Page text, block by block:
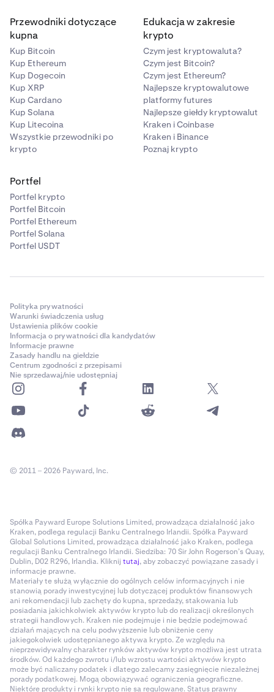
Przewodniki dotyczące
kupna
Kup Bitcoin
Kup Ethereum
Kup Dogecoin
Kup XRP
Kup Cardano
Kup Solana
Kup Litecoina
Wszystkie przewodniki po
krypto
Edukacja w zakresie
krypto
Czym jest kryptowaluta?
Czym jest Bitcoin?
Czym jest Ethereum?
Najlepsze kryptowalutowe
platformy futures
Najlepsze giełdy kryptowalut
Kraken i Coinbase
Kraken i Binance
Poznaj krypto
Portfel
Portfel krypto
Portfel Bitcoin
Portfel Ethereum
Portfel Solana
Portfel USDT
Polityka prywatności
Warunki świadczenia usług
Ustawienia plików cookie
Informacja o prywatności dla kandydatów
Informacje prawne
Zasady handlu na giełdzie
Centrum zgodności z przepisami
Nie sprzedawaj/nie udostępniaj
© 2011 – 2026 Payward, Inc.
Spółka Payward Europe Solutions Limited, prowadząca działalność jako
Kraken, podlega regulacji Banku Centralnego Irlandii. Spółka Payward
Global Solutions Limited, prowadząca działalność jako Kraken, podlega
regulacji Banku Centralnego Irlandii. Siedziba: 70 Sir John Rogerson’s Quay,
Dublin, D02 R296, Irlandia. Kliknij tutaj, aby zobaczyć powiązane zasady i
informacje prawne.
Materiały te służą wyłącznie do ogólnych celów informacyjnych i nie
stanowią porady inwestycyjnej lub dotyczącej produktów finansowych
ani rekomendacji lub zachęty do kupna, sprzedaży, stakowania lub
posiadania jakichkolwiek aktywów krypto lub do realizacji określonych
strategii handlowych. Kraken nie podejmuje i nie będzie podejmować
działań mających na celu podwyższenie lub obniżenie ceny
jakiegokolwiek udostępnianego aktywa krypto. Ze względu na
nieprzewidywalny charakter rynków aktywów krypto możliwa jest utrata
środków. Od każdego zwrotu i/lub wzrostu wartości aktywów krypto
może być naliczany podatek i dlatego zalecamy zasięgnięcie niezależnej
porady podatkowej. Mogą obowiązywać ograniczenia geograficzne.
Niektóre produkty i rynki krypto nie są regulowane. Status prawny